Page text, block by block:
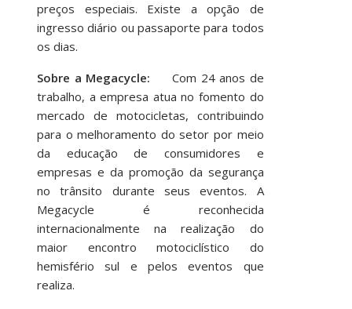
preços especiais. Existe a opção de
ingresso diário ou passaporte para todos
os dias.
Sobre a Megacycle: Com 24 anos de
trabalho, a empresa atua no fomento do
mercado de motocicletas, contribuindo
para o melhoramento do setor por meio
da educação de consumidores e
empresas e da promoção da segurança
no trânsito durante seus eventos. A
Megacycle é reconhecida
internacionalmente na realização do
maior encontro motociclístico do
hemisfério sul e pelos eventos que
realiza.